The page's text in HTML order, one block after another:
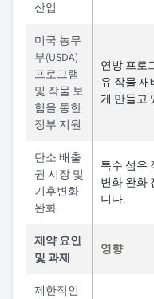
산업
미국 농무
부(USDA)
프로그램
및 작물 보
험을 통한
정부 지원
연방 프로
유 작물
게 만들고
탄소 배출
권 시장 및
기후변화
완화
특수 섬유
변화 완화
니다.
제약 요인
및 과제
영향
제한적인